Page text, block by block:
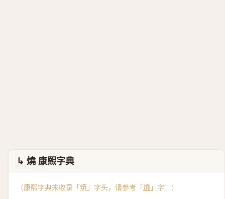
↳ 燒 康熙字典
（康熙字典未收录「焼」字头，请参考「燒 」字：）